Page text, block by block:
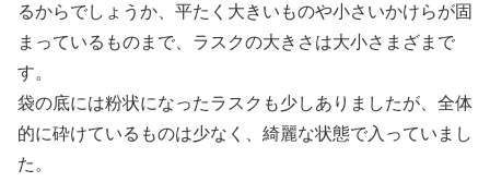
るからでしょうか、平たく大きいものや小さいかけらが固
まっているものまで、ラスクの大きさは大小さまざまで
す。
袋の底には粉状になったラスクも少しありましたが、全体
的に砕けているものは少なく、綺麗な状態で入っていまし
た。